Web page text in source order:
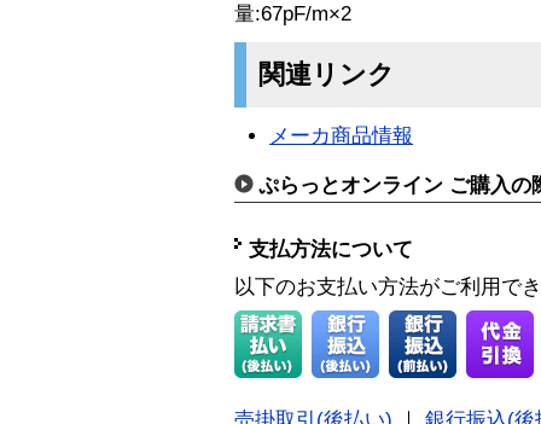
量:67pF/m×2
関連リンク
メーカ商品情報
ぷらっとオンライン ご購入の
支払方法について
以下のお支払い方法がご利用で